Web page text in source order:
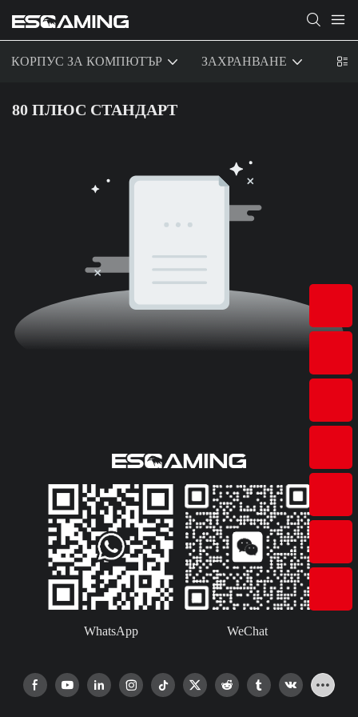
КОРПУС ЗА КОМПЮТЪР ЗАХРАНВАНЕ
80 ПЛЮС СТАНДАРТ
WhatsApp WeChat